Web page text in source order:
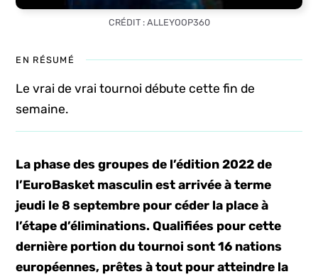
CRÉDIT : ALLEYOOP360
EN RÉSUMÉ
Le vrai de vrai tournoi débute cette fin de
semaine.
La phase des groupes de l’édition 2022 de
l’EuroBasket masculin est arrivée à terme
jeudi le 8 septembre pour céder la place à
l’étape d’éliminations. Qualifiées pour cette
dernière portion du tournoi sont 16 nations
européennes, prêtes à tout pour atteindre la